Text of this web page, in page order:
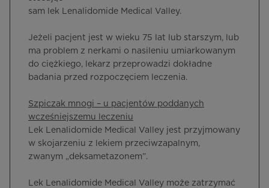
sam lek Lenalidomide Medical Valley.
Jeżeli pacjent jest w wieku 75 lat lub starszym, lub
ma problem z nerkami o nasileniu umiarkowanym
do ciężkiego, lekarz przeprowadzi dokładne
badania przed rozpoczęciem leczenia.
Szpiczak mnogi – u pacjentów poddanych
wcześniejszemu leczeniu
Lek Lenalidomide Medical Valley jest przyjmowany
w skojarzeniu z lekiem przeciwzapalnym,
zwanym „deksametazonem”.
Lek Lenalidomide Medical Valley może zatrzymać